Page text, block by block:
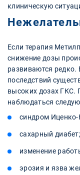
клиническую
Если терапия
снижение дозы
развиваются редко.
последствий
высоких дозах ГКС.
наблюдаться
синдром
сахарный диабет;
изменение
эрозия и язва